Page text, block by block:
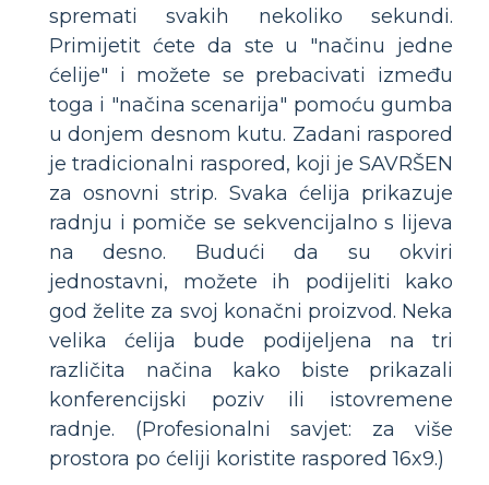
spremati svakih nekoliko sekundi.
Primijetit ćete da ste u "načinu jedne
ćelije" i možete se prebacivati ​​između
toga i "načina scenarija" pomoću gumba
u donjem desnom kutu. Zadani raspored
je tradicionalni raspored, koji je SAVRŠEN
za osnovni strip. Svaka ćelija prikazuje
radnju i pomiče se sekvencijalno s lijeva
na desno. Budući da su okviri
jednostavni, možete ih podijeliti kako
god želite za svoj konačni proizvod. Neka
velika ćelija bude podijeljena na tri
različita načina kako biste prikazali
konferencijski poziv ili istovremene
radnje. (Profesionalni savjet: za više
prostora po ćeliji koristite raspored 16x9.)